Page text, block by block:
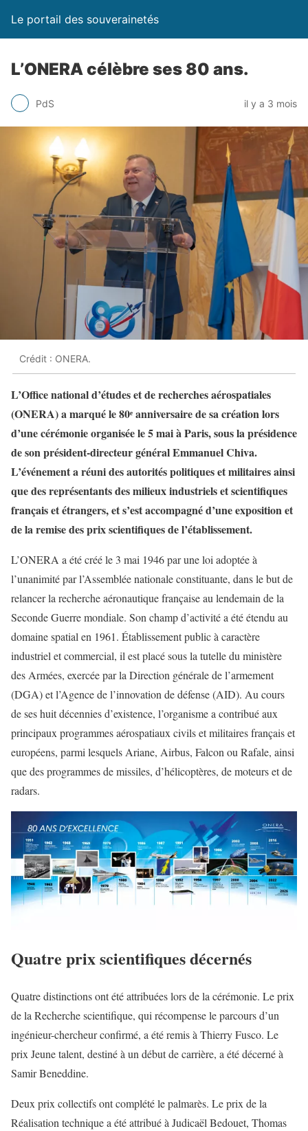
Le portail des souverainetés
L’ONERA célèbre ses 80 ans.
PdS il y a 3 mois
Crédit : ONERA.
L’Office national d’études et de recherches aérospatiales
(ONERA) a marqué le 80ᵉ anniversaire de sa création lors
d’une cérémonie organisée le 5 mai à Paris, sous la présidence
de son président-directeur général Emmanuel Chiva.
L’événement a réuni des autorités politiques et militaires ainsi
que des représentants des milieux industriels et scientifiques
français et étrangers, et s’est accompagné d’une exposition et
de la remise des prix scientifiques de l’établissement.
L’ONERA a été créé le 3 mai 1946 par une loi adoptée à
l’unanimité par l’Assemblée nationale constituante, dans le but de
relancer la recherche aéronautique française au lendemain de la
Seconde Guerre mondiale. Son champ d’activité a été étendu au
domaine spatial en 1961. Établissement public à caractère
industriel et commercial, il est placé sous la tutelle du ministère
des Armées, exercée par la Direction générale de l’armement
(DGA) et l’Agence de l’innovation de défense (AID). Au cours
de ses huit décennies d’existence, l’organisme a contribué aux
principaux programmes aérospatiaux civils et militaires français et
européens, parmi lesquels Ariane, Airbus, Falcon ou Rafale, ainsi
que des programmes de missiles, d’hélicoptères, de moteurs et de
radars.
Quatre prix scientifiques décernés
Quatre distinctions ont été attribuées lors de la cérémonie. Le prix
de la Recherche scientifique, qui récompense le parcours d’un
ingénieur-chercheur confirmé, a été remis à Thierry Fusco. Le
prix Jeune talent, destiné à un début de carrière, a été décerné à
Samir Beneddine.
Deux prix collectifs ont complété le palmarès. Le prix de la
Réalisation technique a été attribué à Judicaël Bedouet, Thomas